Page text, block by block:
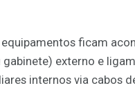
ficam
externo e
internos via cabos